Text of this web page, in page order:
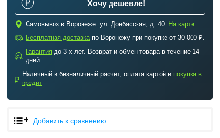
Хочу дешевле!
c Самовывоз в Воронеже: ул. Донбасская, д. 40. На карте
a Бесплатная доставкапо Воронежу при покупке от 30 000 ₽.
b
Гарантия до 3-х лет. Возврат и обмен товара в течение 14
дней.
₽
Наличный и безналичный расчет, оплата картой и покупка в
кредит
Добавить к сравнению